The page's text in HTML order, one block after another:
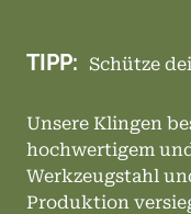
TIPP: Schütze
Unsere Klingen
hochwertigem
Werkzeugstahl
Produktion